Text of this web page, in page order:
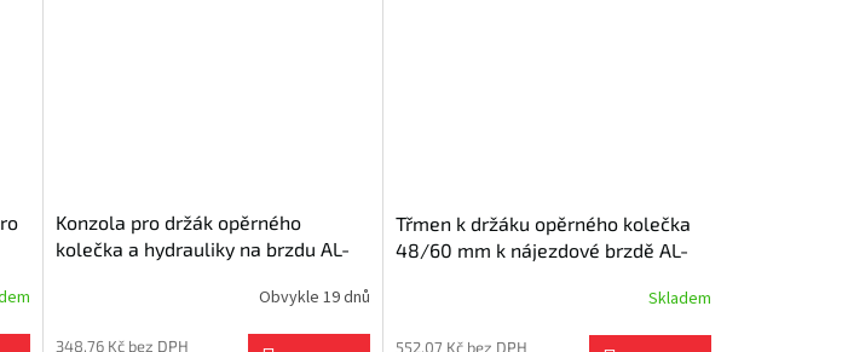
Konzola pro držák opěrného
kolečka a hydrauliky na brzdu AL-
Obvykle 19 dnů
348,76 Kč bez DPH
Třmen k držáku opěrného kolečka
48/60 mm k nájezdové brzdě AL-
Skladem
552,07 Kč bez DPH